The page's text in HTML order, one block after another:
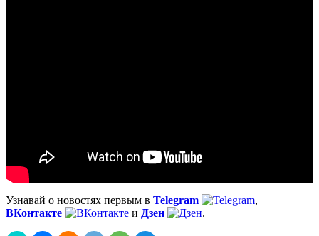
Узнавай о новостях первым в Telegram
,
ВКонтакте
и Дзен .